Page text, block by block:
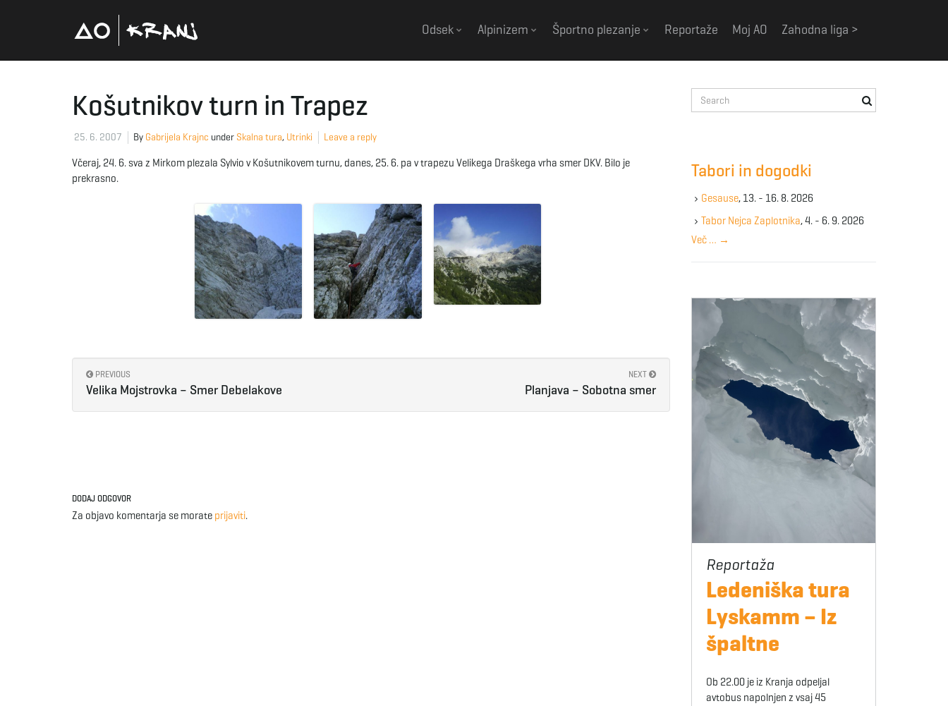
Odsek Alpinizem Športno plezanje Reportaže Moj AO Zahodna liga >
Košutnikov turn in Trapez
25. 6. 2007 By Gabrijela Krajnc under Skalna tura, Utrinki Leave a reply
Včeraj, 24. 6. sva z Mirkom plezala Sylvio v Košutnikovem turnu, danes, 25. 6. pa v trapezu Velikega Draškega vrha smer DKV. Bilo je
prekrasno.
PREVIOUS
Velika Mojstrovka – Smer Debelakove
NEXT
Planjava – Sobotna smer
DODAJ ODGOVOR
Za objavo komentarja se morate prijaviti.
e
e
y
w
r
Tabori in dogodki
Gesause, 13. - 16. 8. 2026
Tabor Nejca Zaplotnika, 4. - 6. 9. 2026
Več … →
Ledeniška tura
Lyskamm – Iz
špaltne
Ob 22.00 je iz Kranja odpeljal
avtobus napolnjen z vsaj 45